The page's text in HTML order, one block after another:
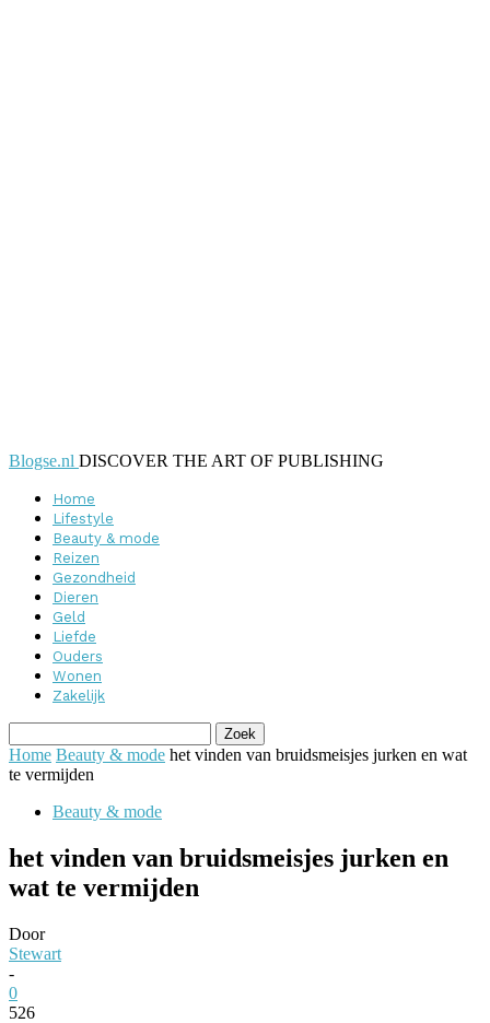
Blogse.nl DISCOVER THE ART OF PUBLISHING
Home
Lifestyle
Beauty & mode
Reizen
Gezondheid
Dieren
Geld
Liefde
Ouders
Wonen
Zakelijk
Home Beauty & mode het vinden van bruidsmeisjes jurken en wat
te vermijden
Beauty & mode
het vinden van bruidsmeisjes jurken en
wat te vermijden
Door
Stewart
-
0
526